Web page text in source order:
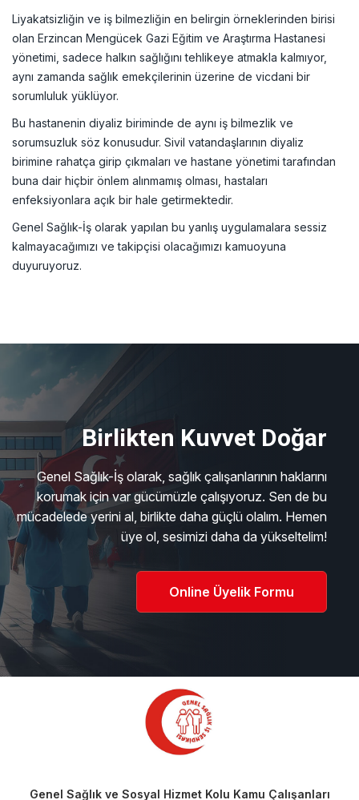
Liyakatsizliğin ve iş bilmezliğin en belirgin örneklerinden birisi
olan Erzincan Mengücek Gazi Eğitim ve Araştırma Hastanesi
yönetimi, sadece halkın sağlığını tehlikeye atmakla kalmıyor,
aynı zamanda sağlık emekçilerinin üzerine de vicdani bir
sorumluluk yüklüyor.
Bu hastanenin diyaliz biriminde de aynı iş bilmezlik ve
sorumsuzluk söz konusudur. Sivil vatandaşlarının diyaliz
birimine rahatça girip çıkmaları ve hastane yönetimi tarafından
buna dair hiçbir önlem alınmamış olması, hastaları
enfeksiyonlara açık bir hale getirmektedir.
Genel Sağlık-İş olarak yapılan bu yanlış uygulamalara sessiz
kalmayacağımızı ve takipçisi olacağımızı kamuoyuna
duyuruyoruz.
Birlikten Kuvvet Doğar
Genel Sağlık-İş olarak, sağlık çalışanlarının haklarını
korumak için var gücümüzle çalışıyoruz. Sen de bu
mücadelede yerini al, birlikte daha güçlü olalım. Hemen
üye ol, sesimizi daha da yükseltelim!
Online Üyelik Formu
Genel Sağlık ve Sosyal Hizmet Kolu Kamu Çalışanları